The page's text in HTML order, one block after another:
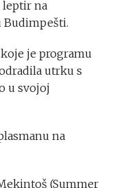
leptir na
Budimpešti.
je programu
utrku s
u svojoj
na
(Summer